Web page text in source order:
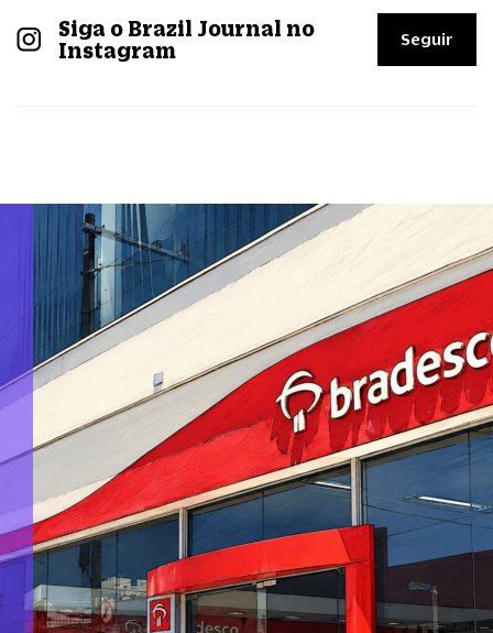
Siga o Brazil Journal no
Instagram
Seguir